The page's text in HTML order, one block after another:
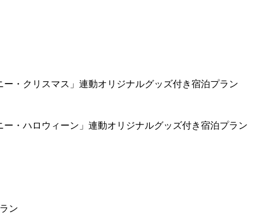
・クリスマス」連動オリジナルグッズ付き宿泊プラン
・ハロウィーン」連動オリジナルグッズ付き宿泊プラン
ン